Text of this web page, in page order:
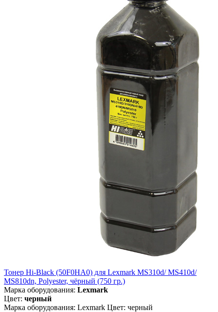
Тонер Hi-Black (50F0HA0) для Lexmark MS310d/ MS410d/
MS810dn, Polyester, чёрный (750 гр.)
Марка оборудования: Lexmark
Цвет: черный
Марка оборудования: Lexmark Цвет: черный